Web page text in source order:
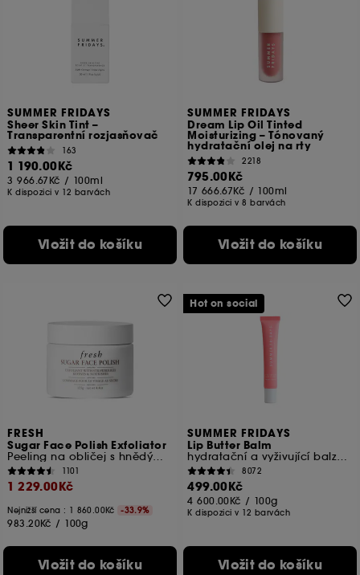
SUMMER FRIDAYS
Sheer Skin Tint –
Transparentní rozjasňovač
163
1 190.00Kč
3 966.67Kč / 100ml
K dispozici v 12 barvách
Vložit do košíku
SUMMER FRIDAYS
Dream Lip Oil Tinted
Moisturizing – Tónovaný
hydratační olej na rty
2218
795.00Kč
17 666.67Kč / 100ml
K dispozici v 8 barvách
Vložit do košíku
FRESH
Sugar Face Polish Exfoliator
Peeling na obličej s hnědým cukrem a vitamínem C
1101
1 229.00Kč
Nejnižší cena : 1 860.00Kč -33.9%
983.20Kč / 100g
Vložit do košíku
SUMMER FRIDAYS
Lip Butter Balm
hydratační a vyživující balzám na rty
8072
499.00Kč
4 600.00Kč / 100g
K dispozici v 12 barvách
Vložit do košíku
Hot on social